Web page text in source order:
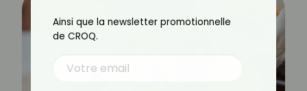
Ainsi que la newsletter promotionnelle
de CROQ.